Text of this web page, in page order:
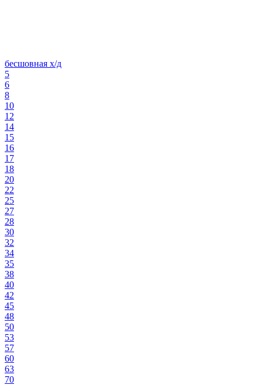
бесшовная х/д
5
6
8
10
12
14
15
16
17
18
20
22
25
27
28
30
32
34
35
38
40
42
45
48
50
53
57
60
63
70